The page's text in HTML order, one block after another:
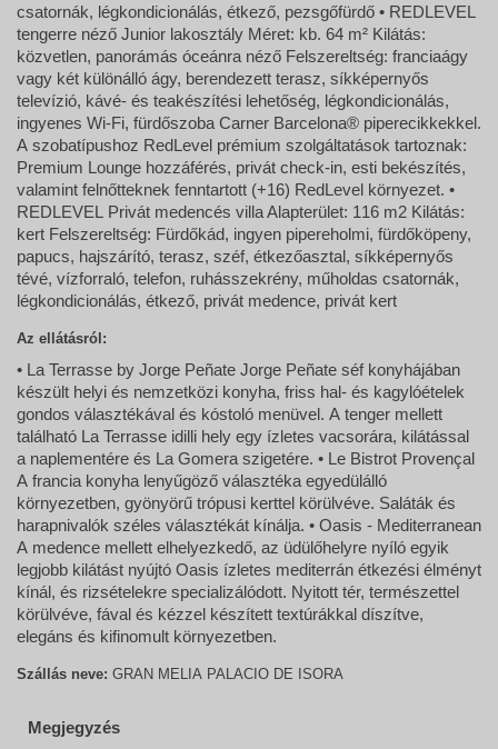
csatornák, légkondicionálás, étkező, pezsgőfürdő • REDLEVEL
tengerre néző Junior lakosztály Méret: kb. 64 m² Kilátás:
közvetlen, panorámás óceánra néző Felszereltség: franciaágy
vagy két különálló ágy, berendezett terasz, síkképernyős
televízió, kávé- és teakészítési lehetőség, légkondicionálás,
ingyenes Wi-Fi, fürdőszoba Carner Barcelona® piperecikkekkel.
A szobatípushoz RedLevel prémium szolgáltatások tartoznak:
Premium Lounge hozzáférés, privát check-in, esti bekészítés,
valamint felnőtteknek fenntartott (+16) RedLevel környezet. •
REDLEVEL Privát medencés villa Alapterület: 116 m2 Kilátás:
kert Felszereltség: Fürdőkád, ingyen pipereholmi, fürdőköpeny,
papucs, hajszárító, terasz, széf, étkezőasztal, síkképernyős
tévé, vízforraló, telefon, ruhásszekrény, műholdas csatornák,
légkondicionálás, étkező, privát medence, privát kert
Az ellátásról:
• La Terrasse by Jorge Peñate Jorge Peñate séf konyhájában
készült helyi és nemzetközi konyha, friss hal- és kagylóételek
gondos választékával és kóstoló menüvel. A tenger mellett
található La Terrasse idilli hely egy ízletes vacsorára, kilátással
a naplementére és La Gomera szigetére. • Le Bistrot Provençal
A francia konyha lenyűgöző választéka egyedülálló
környezetben, gyönyörű trópusi kerttel körülvéve. Saláták és
harapnivalók széles választékát kínálja. • Oasis - Mediterranean
A medence mellett elhelyezkedő, az üdülőhelyre nyíló egyik
legjobb kilátást nyújtó Oasis ízletes mediterrán étkezési élményt
kínál, és rizsételekre specializálódott. Nyitott tér, természettel
körülvéve, fával és kézzel készített textúrákkal díszítve,
elegáns és kifinomult környezetben.
Szállás neve: GRAN MELIA PALACIO DE ISORA
Megjegyzés